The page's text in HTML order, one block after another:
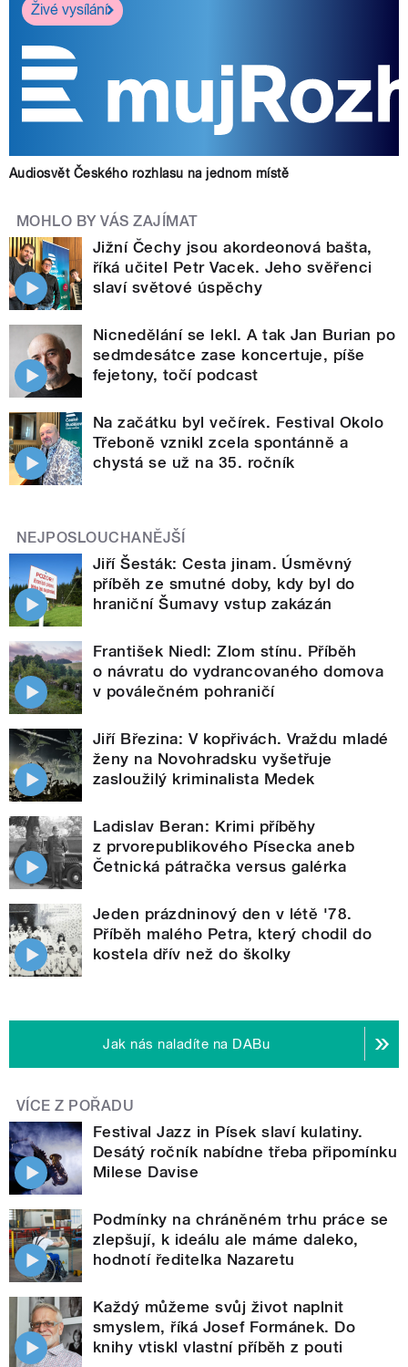
Živé vysílání
Audiosvět Českého rozhlasu na jednom místě
MOHLO BY VÁS ZAJÍMAT
Jižní Čechy jsou akordeonová bašta,
říká učitel Petr Vacek. Jeho svěřenci
slaví světové úspěchy
Nicnedělání se lekl. A tak Jan Burian po
sedmdesátce zase koncertuje, píše
fejetony, točí podcast
Na začátku byl večírek. Festival Okolo
Třeboně vznikl zcela spontánně a
chystá se už na 35. ročník
NEJPOSLOUCHANĚJŠÍ
Jiří Šesták: Cesta jinam. Úsměvný
příběh ze smutné doby, kdy byl do
hraniční Šumavy vstup zakázán
František Niedl: Zlom stínu. Příběh
o návratu do vydrancovaného domova
v poválečném pohraničí
Jiří Březina: V kopřivách. Vraždu mladé
ženy na Novohradsku vyšetřuje
zasloužilý kriminalista Medek
Ladislav Beran: Krimi příběhy
z prvorepublikového Písecka aneb
Četnická pátračka versus galérka
Jeden prázdninový den v létě '78.
Příběh malého Petra, který chodil do
kostela dřív než do školky
Jak nás naladíte na DABu
VÍCE Z POŘADU
Festival Jazz in Písek slaví kulatiny.
Desátý ročník nabídne třeba připomínku
Milese Davise
Podmínky na chráněném trhu práce se
zlepšují, k ideálu ale máme daleko,
hodnotí ředitelka Nazaretu
Každý můžeme svůj život naplnit
smyslem, říká Josef Formánek. Do
knihy vtiskl vlastní příběh z pouti